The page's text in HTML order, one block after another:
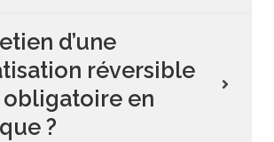
d’une
réversible
en
?